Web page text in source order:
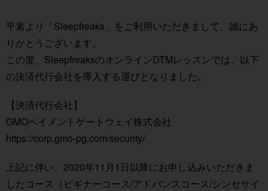
平素より「Sleepfreaks」をご利用いただきまして、誠にあ
りがとうございます。
この度、SleepfreaksのオンラインDTMレッスンでは、以下
の決済代行会社を導入する運びとなりました。
【決済代行会社】
GMOペイメントゲートウェイ株式会社
https://corp.gmo-pg.com/security/
上記に伴い、2020年11月1日以降にお申し込みいただきま
したコース（ビギナーコース/アドバンスコース/シンセサイ